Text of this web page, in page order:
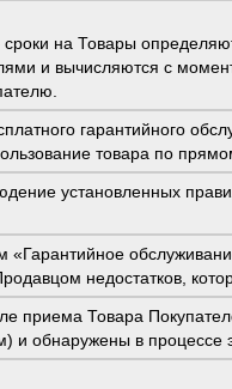
сроки на Товары
и вычисляются с
гарантийного
товара по
установленных
«Гарантийное
недостатков,
приема Товара
и обнаружены в процессе